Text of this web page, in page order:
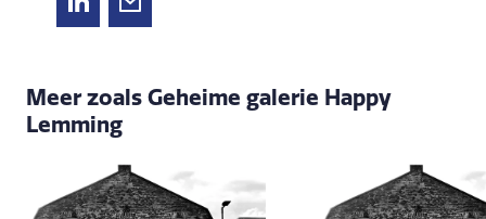
Meer zoals Geheime galerie Happy
Lemming